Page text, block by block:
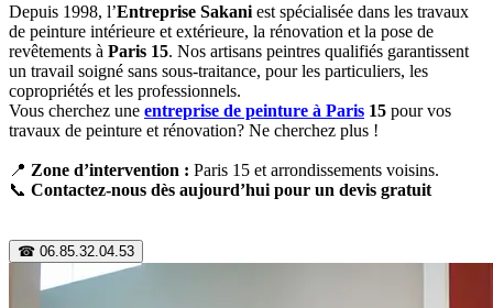
Depuis 1998, l’Entreprise Sakani est spécialisée dans les travaux
de peinture intérieure et extérieure, la rénovation et la pose de
revêtements à Paris 15. Nos artisans peintres qualifiés garantissent
un travail soigné sans sous-traitance, pour les particuliers, les
copropriétés et les professionnels.
Vous cherchez une entreprise de peinture à Paris 15 pour vos
travaux de peinture et rénovation? Ne cherchez plus !
📍 Zone d’intervention : Paris 15 et arrondissements voisins.
📞 Contactez-nous dès aujourd’hui pour un devis gratuit
☎ 06.85.32.04.53